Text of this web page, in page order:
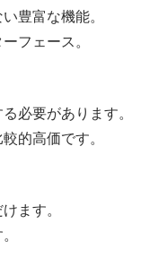
豊富な機能。
フェース。
必要があります。
的高価です。
ます。